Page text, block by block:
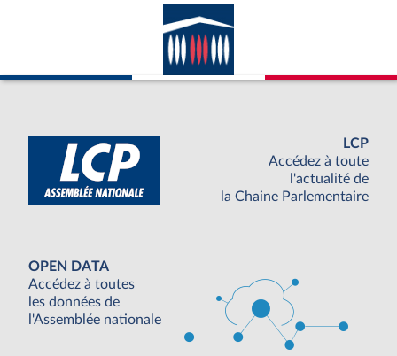
LCP
Accédez à toute
l'actualité de
la Chaine Parlementaire
OPEN DATA
Accédez à toutes
les données de
l'Assemblée nationale